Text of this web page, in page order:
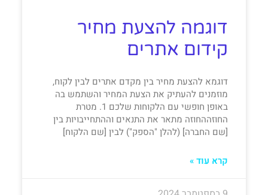
דוגמה להצעת מחיר
קידום אתרים
דוגמא להצעת מחיר בין מקדם אתרים לבין לקוח,
מוזמנים להעתיק את הצעת המחיר והשתמש בה
באופן חופשי עם הלקוחות שלכם 1. מטרת
החוזההחוזה מתאר את התנאים וההתחייבויות בין
[שם החברה] (להלן "הספק") לבין [שם הלקוח]
קרא עוד »